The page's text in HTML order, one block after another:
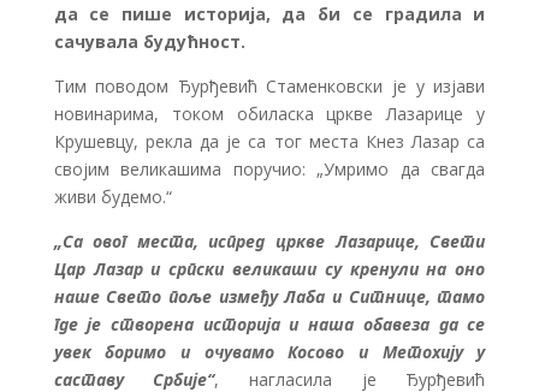
да се пише историја, да би се градила и
сачувала будућност.
Тим поводом Ђурђевић Стаменковски је у изјави
новинарима, током обиласка цркве Лазарице у
Крушевцу, рекла да је са тог места Кнез Лазар са
својим великашима поручио: „Умримо да свагда
живи будемо.“
„Са овог места, испред цркве Лазарице, Свети
Цар Лазар и српски великаши су кренули на оно
наше Свето поље између Лаба и Ситнице, тамо
где је створена историја и наша обавеза да се
увек боримо и очувамо Косово и Метохију у
саставу Србије“, нагласила је Ђурђевић